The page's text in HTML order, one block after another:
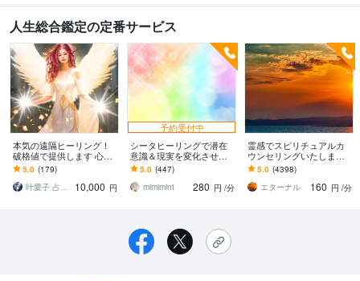
人生総合鑑定の定番サービス
本気の遠隔ヒーリング！
破格値で提供します 心と
体の調和をあなたに届け
ます～あなたの不具合教
えてください
5.0 (179)
叶愛子 占いスピリチュアルヒーラー祈祷師
10,000 円
予約受付中
シータヒーリングで潜在
意識＆現実を変化させま
す インナーチャイルド・
前世・脳あらゆる角度か
ら徹底アプローチ！
5.0 (447)
mimimint
280 円 /分
霊感でスピリチュアルカ
ウンセリングいたします
世間に振り回され、魂の
本音が見えなくなってし
まった貴方へ
5.0 (4398)
エターナル
160 円 /分